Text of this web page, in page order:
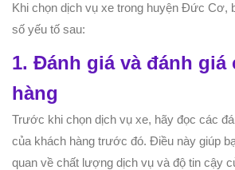
Khi chọn dịch vụ xe trong huyện Đức Cơ,
số yếu tố sau:
1. Đánh giá và đánh giá
hàng
Trước khi chọn dịch vụ xe, hãy đọc các
của khách hàng trước đó. Điều này giúp
quan về chất lượng dịch vụ và độ tin cậy